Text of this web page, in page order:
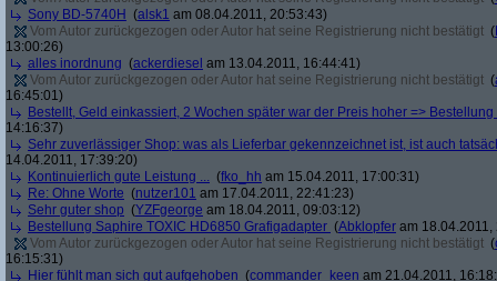
Sony BD-5740H (alsk1 am 08.04.2011, 20:53:43)
Vom Autor zurückgezogen oder Autor hat seine Registrierung nicht bestätigt (
13:00:26)
alles inordnung (ackerdiesel am 13.04.2011, 16:44:41)
Vom Autor zurückgezogen oder Autor hat seine Registrierung nicht bestätigt (
16:45:01)
Bestellt, Geld einkassiert, 2 Wochen später war der Preis hoher => Bestellung
14:16:37)
Sehr zuverlässiger Shop: was als Lieferbar gekennzeichnet ist, ist auch
14.04.2011, 17:39:20)
Kontinuierlich gute Leistung ... (fko_hh am 15.04.2011, 17:00:31)
Re: Ohne Worte (nutzer101 am 17.04.2011, 22:41:23)
Sehr guter shop (YZFgeorge am 18.04.2011, 09:03:12)
Bestellung Saphire TOXIC HD6850 Grafigadapter (Abklopfer am 18.04.2011,
Vom Autor zurückgezogen oder Autor hat seine Registrierung nicht bestätigt (
16:15:31)
Hier fühlt man sich gut aufgehoben (commander_keen am 21.04.2011,